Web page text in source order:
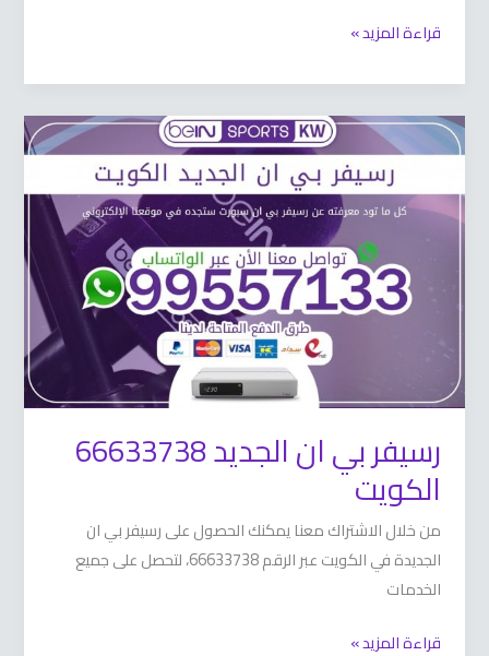
قراءة المزيد »
رسيفر بي ان الجديد 66633738
الكويت
من خلال الاشتراك معنا يمكنك الحصول على رسيفر بي ان
الجديدة في الكويت عبر الرقم 66633738، لتحصل على جميع
الخدمات
رسيفر
بي
الجديد
قراءة المزيد »